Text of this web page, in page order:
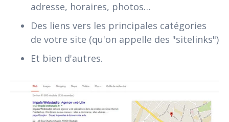
adresse, horaires, photos…
Des liens vers les principales catégories
de votre site (qu'on appelle des "sitelinks")
Et bien d'autres.